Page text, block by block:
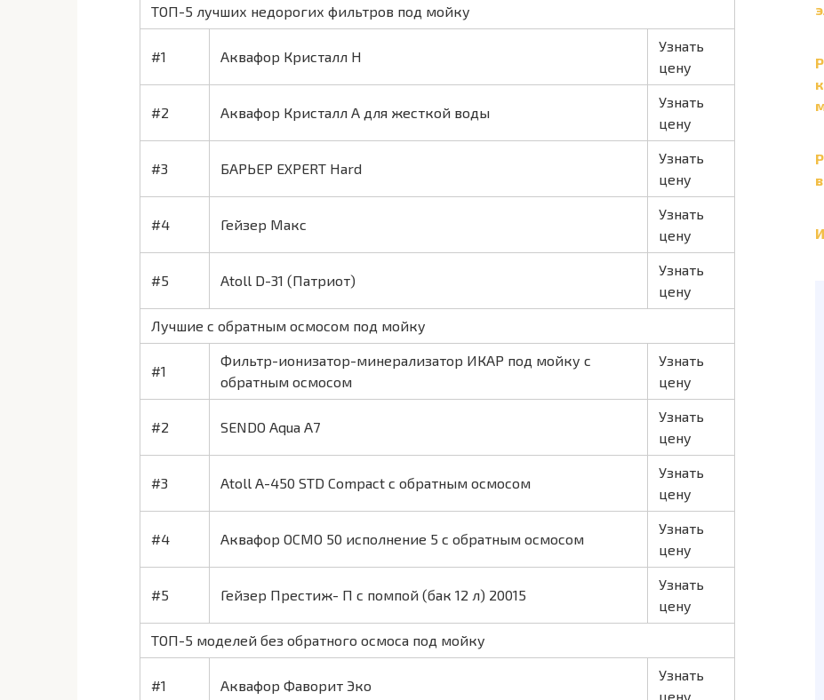
ТОП-5 лучших недорогих фильтров под мойку
#1 Аквафор Кристалл Н
Узнать
цену
#2 Аквафор Кристалл А для жесткой воды
Узнать
цену
#3 БАРЬЕР EXPERT Hard
Узнать
цену
#4 Гейзер Макс
Узнать
цену
#5 Atoll D-31 (Патриот)
Узнать
цену
Лучшие с обратным осмосом под мойку
#1
Фильтр-ионизатор-минерализатор ИКАР под мойку с
обратным осмосом
Узнать
цену
#2 SENDO Aqua A7
Узнать
цену
#3 Atoll A-450 STD Compact с обратным осмосом
Узнать
цену
#4 Аквафор ОСМО 50 исполнение 5 с обратным осмосом
Узнать
цену
#5 Гейзер Престиж- П с помпой (бак 12 л) 20015
Узнать
цену
ТОП-5 моделей без обратного осмоса под мойку
#1 Аквафор Фаворит Эко
Узнать
цену